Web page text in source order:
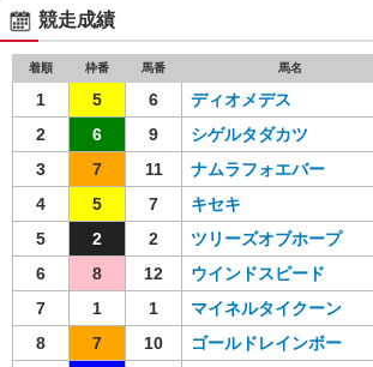
競走成績
着順 枠番 馬番 馬名
1 5 6 ディオメデス
2
6 9 シゲルタダカツ
3
7 11 ナムラフォエバー
4
5 7 キセキ
5
2 2 ツリーズオブホープ
6
8 12 ウインドスピード
7
1 1 マイネルタイクーン
8
7 10 ゴールドレインボー